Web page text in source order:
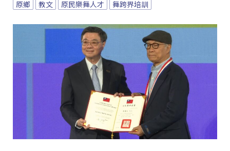
原鄉 教文 原民樂舞人才 舞跨界培訓